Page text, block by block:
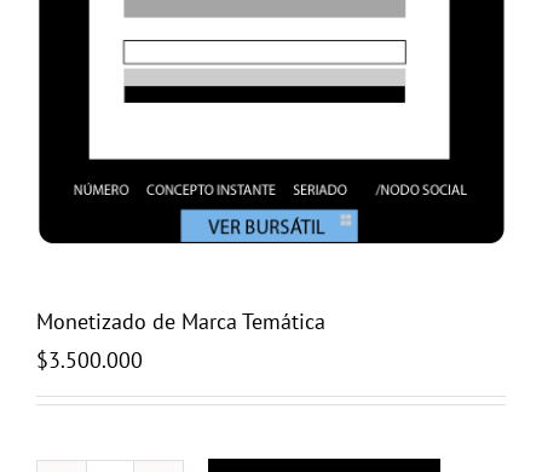
Monetizado de Marca Temática
$3.500.000